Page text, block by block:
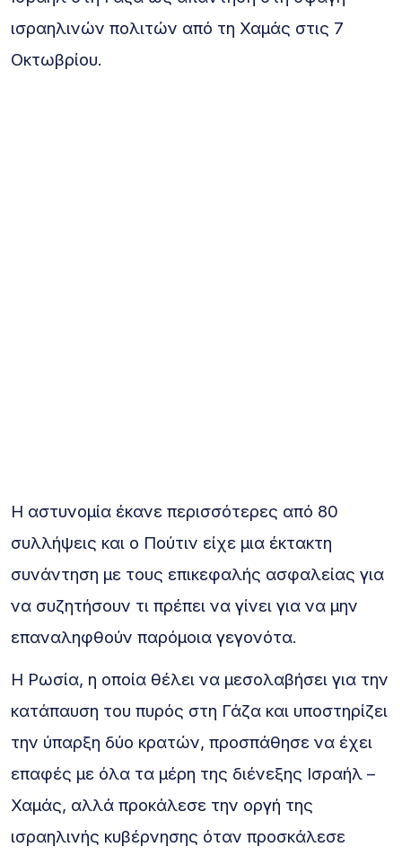
ισραηλινών πολιτών από τη Χαμάς στις 7
Οκτωβρίου.
Η αστυνομία έκανε περισσότερες από 80
συλλήψεις και ο Πούτιν είχε μια έκτακτη
συνάντηση με τους επικεφαλής ασφαλείας για
να συζητήσουν τι πρέπει να γίνει για να μην
επαναληφθούν παρόμοια γεγονότα.
Η Ρωσία, η οποία θέλει να μεσολαβήσει για την
κατάπαυση του πυρός στη Γάζα και υποστηρίζει
την ύπαρξη δύο κρατών, προσπάθησε να έχει
επαφές με όλα τα μέρη της διένεξης Ισραήλ –
Χαμάς, αλλά προκάλεσε την οργή της
ισραηλινής κυβέρνησης όταν προσκάλεσε